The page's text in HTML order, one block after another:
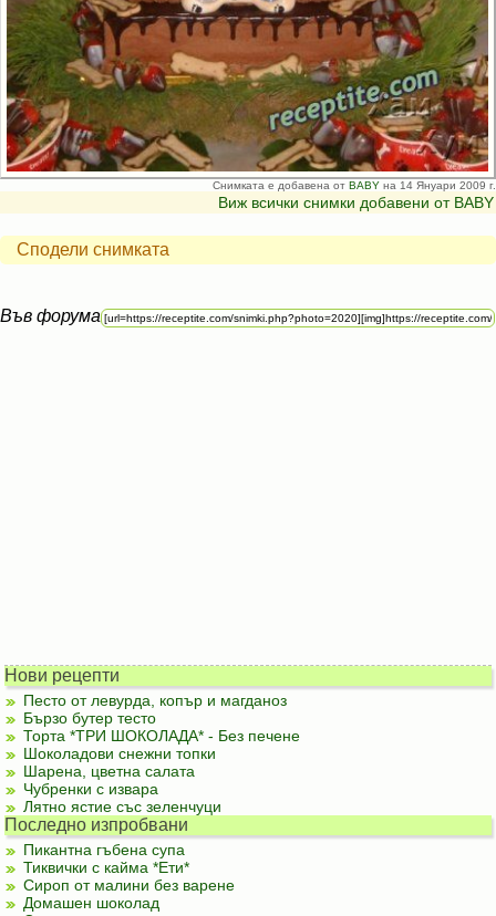
Снимката е добавена от BABY на 14 Януари 2009 г.
Виж всички снимки добавени от BABY
Сподели снимката
Във форума
Нови рецепти
Песто от левурда, копър и магданоз
Бързо бутер тесто
Торта *ТРИ ШОКОЛАДА* - Без печене
Шоколадови снежни топки
Шарена, цветна салата
Чубренки с извара
Лятно ястие със зеленчуци
Последно изпробвани
Пикантна гъбена супа
Тиквички с кайма *Ети*
Сироп от малини без варене
Домашен шоколад